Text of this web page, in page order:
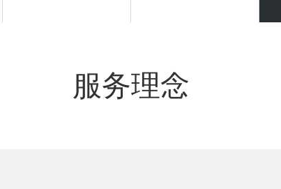
服务理念